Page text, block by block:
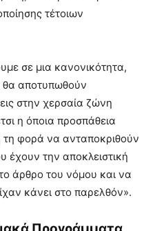
τέτοιων
σε μια κανονικότητα,
αποτυπωθούν
στην χερσαία ζώνη
η όποια προσπάθεια
τη φορά να ανταποκριθούν
έχουν την αποκλειστική
άρθρο του νόμου και να
κάνει στο παρελθόν».